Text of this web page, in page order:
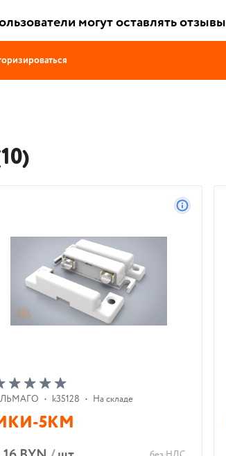
могут оставлять отзывы
• k35128 • На складе
5КМ